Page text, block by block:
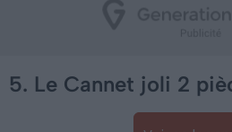
5. Le Cannet joli 2